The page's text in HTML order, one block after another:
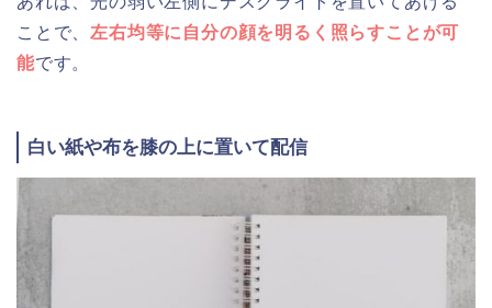
ことで、左右均等に自分の顔を明るく照らすことが可
能です。
白い紙や布を膝の上に置いて配信